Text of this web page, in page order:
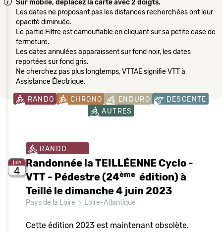
Sur mobile, déplacez la carte avec 2 doigts.
Les dates ne proposant pas les distances recherchées ont leur
opacité diminuée.
Le partie Filtre est camouflable en cliquant sur sa petite case de
fermeture.
Les dates annulées apparaissent sur fond noir, les dates
reportées sur fond gris.
Ne cherchez pas plus longtemps, VTTAE signifie VTT à
Assistance Électrique.
RANDO CHRONO ENDURO
DESCENTE
AUTRES
juin
4
RANDO
Randonnée la TEILLÉENNE Cyclo -
VTT - Pédestre (24ème édition) à
Teillé le dimanche 4 juin 2023
Pays de la Loire Loire-Atlantique
Cette édition 2023 est maintenant obsolète.